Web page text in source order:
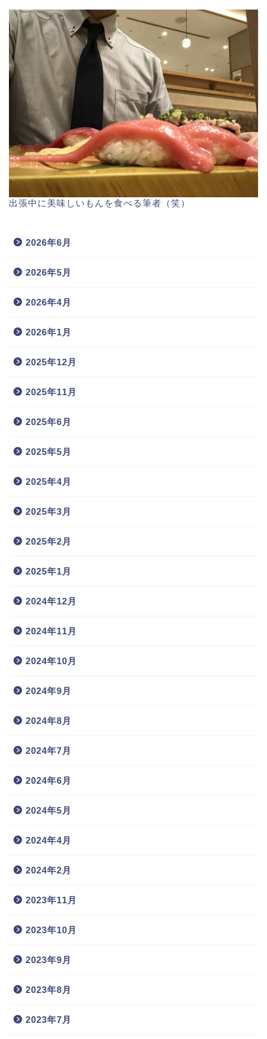
出張中に美味しいもんを食べる筆者（笑）
2026年6月
2026年5月
2026年4月
2026年1月
2025年12月
2025年11月
2025年6月
2025年5月
2025年4月
2025年3月
2025年2月
2025年1月
2024年12月
2024年11月
2024年10月
2024年9月
2024年8月
2024年7月
2024年6月
2024年5月
2024年4月
2024年2月
2023年11月
2023年10月
2023年9月
2023年8月
2023年7月